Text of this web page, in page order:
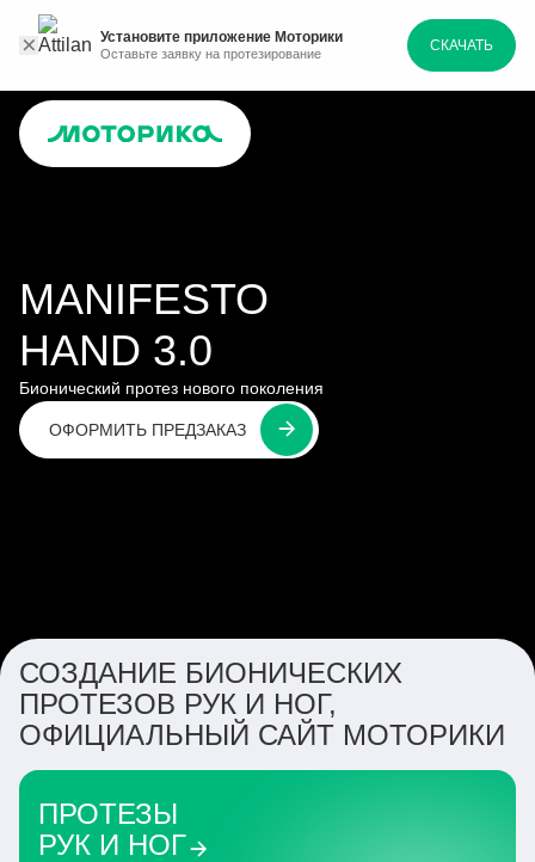
Установите приложение Моторики
Оставьте заявку на протезирование СКАЧАТЬ
MANIFESTO
HAND 3.0
Бионический протез нового поколения
ОФОРМИТЬ ПРЕДЗАКАЗ
СОЗДАНИЕ БИОНИЧЕСКИХ
ПРОТЕЗОВ РУК И НОГ,
ОФИЦИАЛЬНЫЙ САЙТ МОТОРИКИ
ПРОТЕЗЫ
РУК И НОГ